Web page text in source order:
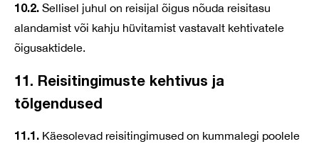
10.2. Sellisel juhul on reisijal õigus nõuda reisitasu
alandamist või kahju hüvitamist vastavalt kehtivatele
õigusaktidele.
11. Reisitingimuste kehtivus ja
tõlgendused
11.1. Käesolevad reisitingimused on kummalegi poolele